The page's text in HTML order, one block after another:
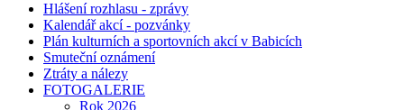
Hlášení rozhlasu - zprávy
Kalendář akcí - pozvánky
Plán kulturních a sportovních akcí v Babicích
Smuteční oznámení
Ztráty a nálezy
FOTOGALERIE
Rok 2026